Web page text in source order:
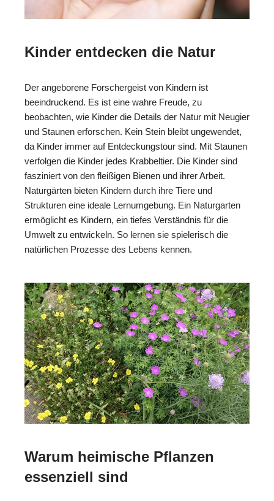
Kinder entdecken die Natur
Der angeborene Forschergeist von Kindern ist
beeindruckend. Es ist eine wahre Freude, zu
beobachten, wie Kinder die Details der Natur mit Neugier
und Staunen erforschen. Kein Stein bleibt ungewendet,
da Kinder immer auf Entdeckungstour sind. Mit Staunen
verfolgen die Kinder jedes Krabbeltier. Die Kinder sind
fasziniert von den fleißigen Bienen und ihrer Arbeit.
Naturgärten bieten Kindern durch ihre Tiere und
Strukturen eine ideale Lernumgebung. Ein Naturgarten
ermöglicht es Kindern, ein tiefes Verständnis für die
Umwelt zu entwickeln. So lernen sie spielerisch die
natürlichen Prozesse des Lebens kennen.
Warum heimische Pflanzen
essenziell sind